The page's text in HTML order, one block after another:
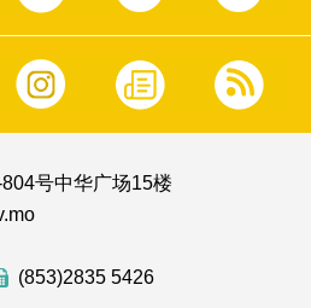
号中华广场15楼
(853)2835 5426